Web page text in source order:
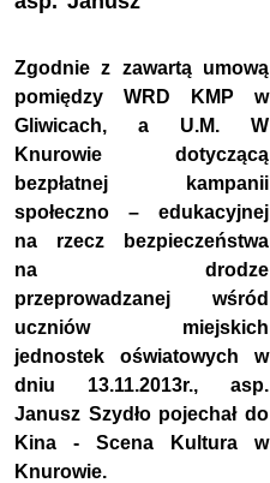
Zgodnie z zawartą umową
pomiędzy WRD KMP w
Gliwicach, a U.M. W
Knurowie dotyczącą
bezpłatnej kampanii
społeczno – edukacyjnej
na rzecz bezpieczeństwa
na drodze
przeprowadzanej wśród
uczniów miejskich
jednostek oświatowych w
dniu 13.11.2013r., asp.
Janusz Szydło pojechał do
Kina - Scena Kultura w
Knurowie.